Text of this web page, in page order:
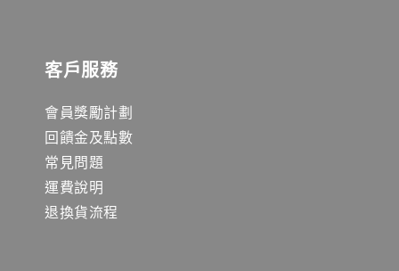
客戶服務
會員獎勵計劃
回饋金及點數
常見問題
運費說明
退換貨流程